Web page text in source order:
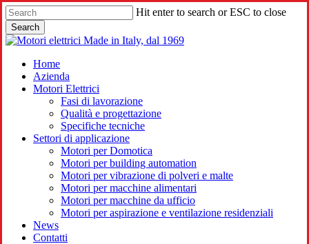
Skip
to
main
content
Hit enter to search or ESC to close
Search
Close
search
Menu
Home
Azienda
Motori Elettrici
Fasi di lavorazione
Qualità e progettazione
Specifiche tecniche
Settori di applicazione
Motori per Domotica
Motori per building automation
Motori per vibrazione di polveri e malte
Motori per macchine alimentari
Motori per macchine da ufficio
Motori per aspirazione e ventilazione residenziali
News
Contatti